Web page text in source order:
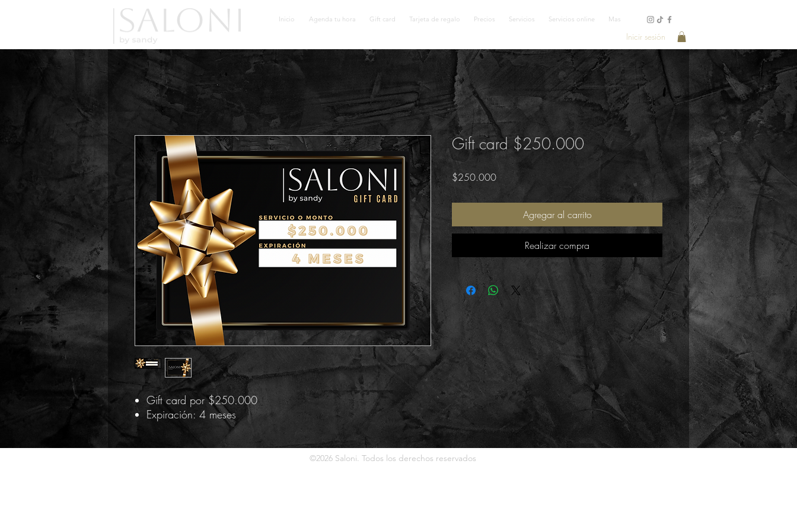
Inicio Agenda tu hora Gift card Tarjeta de regalo Precios Servicios Servicios online Mas
Inicir sesión
Gift card por $250.000
Expiración: 4 meses
Gift card $250.000
$250.000Precio
Agregar al carrito
Realizar compra
©2026 Saloni. Todos los derechos reservados